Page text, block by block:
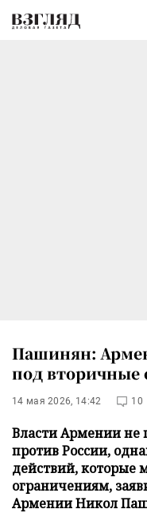
Пашинян:
под вторичные
14 мая 2026, 14:42 10
Власти Армении не
против России,
действий, которые
ограничениям,
Армении Никол